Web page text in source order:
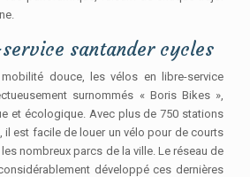
santander cycles
douce, les vélos en libre-service
surnommés « Boris Bikes »,
et écologique. Avec plus de 750 stations
il est facile de louer un vélo pour de courts
nombreux parcs de la ville. Le réseau de
développé ces dernières